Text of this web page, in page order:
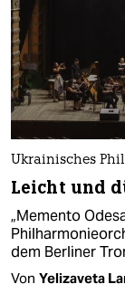
Ukrainisches
Leicht und
„Memento
dem Berliner
Von Yelizaveta